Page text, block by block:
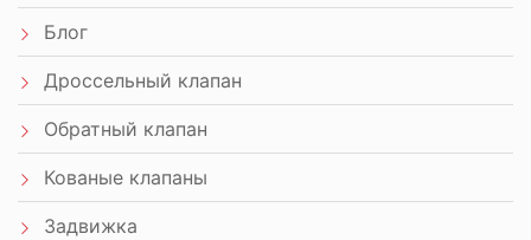
Блог
Дроссельный клапан
Обратный клапан
Кованые клапаны
Задвижка